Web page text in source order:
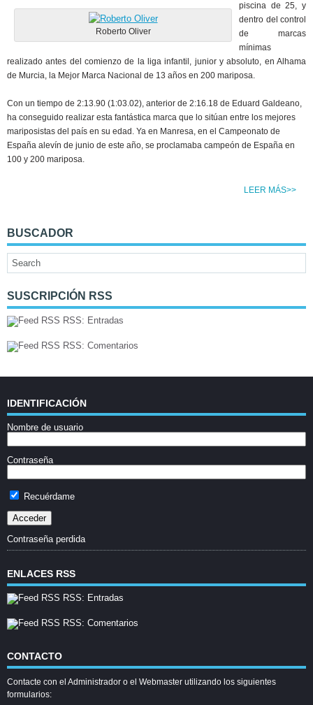
Roberto Oliver
piscina de 25, y
dentro del control
de marcas
mínimas
realizado antes del comienzo de la liga infantil, junior y absoluto, en Alhama
de Murcia, la Mejor Marca Nacional de 13 años en 200 mariposa.
Con un tiempo de 2:13.90 (1:03.02), anterior de 2:16.18 de Eduard Galdeano,
ha conseguido realizar esta fantástica marca que lo sitúan entre los mejores
mariposistas del país en su edad. Ya en Manresa, en el Campeonato de
España alevín de junio de este año, se proclamaba campeón de España en
100 y 200 mariposa.
LEER MÁS>>
BUSCADOR
SUSCRIPCIÓN RSS
RSS: Entradas
RSS: Comentarios
IDENTIFICACIÓN
Nombre de usuario
Contraseña
Recuérdame
Contraseña perdida
ENLACES RSS
RSS: Entradas
RSS: Comentarios
CONTACTO
Contacte con el Administrador o el Webmaster utilizando los siguientes
formularios: